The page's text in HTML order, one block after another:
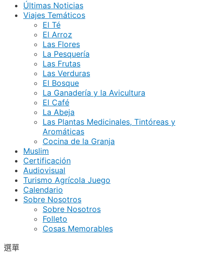
Últimas Noticias
Viajes Temáticos
El Té
El Arroz
Las Flores
La Pesquería
Las Frutas
Las Verduras
El Bosque
La Ganadería y la Avicultura
El Café
La Abeja
Las Plantas Medicinales, Tintóreas y
Aromáticas
Cocina de la Granja
Muslim
Certificación
Audiovisual
Turismo Agrícola Juego
Calendario
Sobre Nosotros
Sobre Nosotros
Folleto
Cosas Memorables
選單